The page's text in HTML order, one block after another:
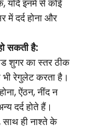
यदि इनमें से कोई
में दर्द होना और
सकती है:
शुगर का स्तर ठीक
रेगुलेट करता है।
ऐंठन, नींद न
दर्द होते हैं।
साथ ही नाश्ते के